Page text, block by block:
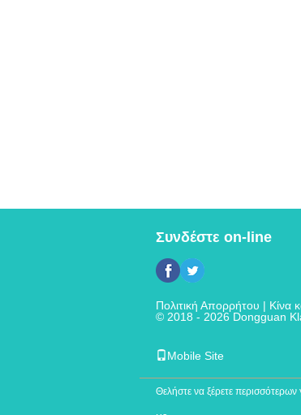
Συνδέστε on-line
Πολιτική Απορρήτου | Κίνα
© 2018 - 2026 Dongguan
Mobile Site
Θελήστε να ξέρετε περισσότερων